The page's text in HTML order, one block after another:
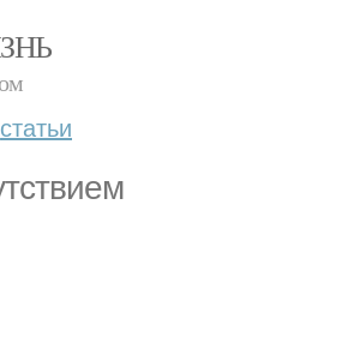
статьи